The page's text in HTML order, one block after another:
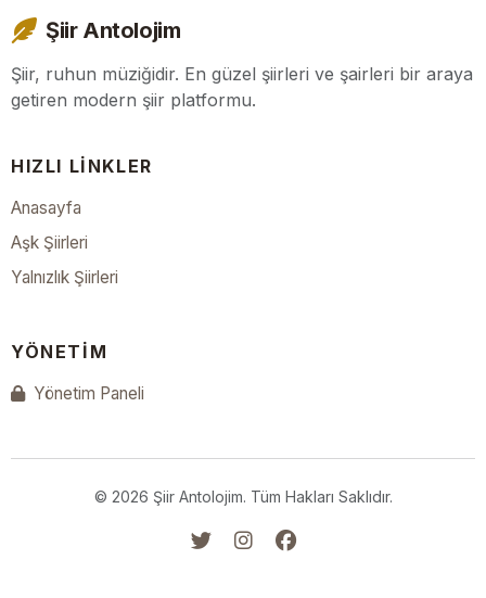
Şiir Antolojim
Şiir, ruhun müziğidir. En güzel şiirleri ve şairleri bir araya
getiren modern şiir platformu.
HIZLI LINKLER
Anasayfa
Aşk Şiirleri
Yalnızlık Şiirleri
YÖNETIM
Yönetim Paneli
© 2026 Şiir Antolojim. Tüm Hakları Saklıdır.